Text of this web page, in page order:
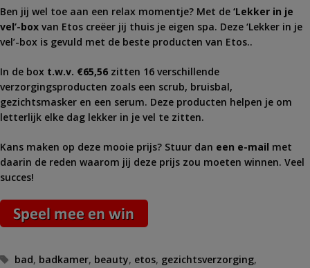
Ben jij wel toe aan een relax momentje? Met de ‘Lekker in je
vel’-box van Etos creëer jij thuis je eigen spa. Deze ‘Lekker in je
vel’-box is gevuld met de beste producten van Etos..
In de box t.w.v. €65,56 zitten 16 verschillende
verzorgingsproducten zoals een scrub, bruisbal,
gezichtsmasker en een serum. Deze producten helpen je om
letterlijk elke dag lekker in je vel te zitten.
Kans maken op deze mooie prijs? Stuur dan een e-mail met
daarin de reden waarom jij deze prijs zou moeten winnen. Veel
succes!
Tags
bad, badkamer, beauty, etos, gezichtsverzorging,